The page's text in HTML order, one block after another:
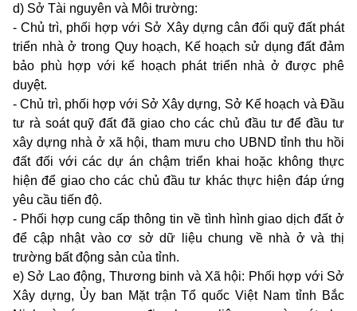
d) Sở Tài nguyên và Môi trường:
- Chủ trì, phối hợp với Sở Xây dựng cân đối quỹ đất phát
triển nhà ở trong Quy hoạch, Kế hoạch sử dụng đất đảm
bảo phù hợp với kế hoạch phát triển nhà ở được phê
duyệt.
- Chủ trì, phối hợp với Sở Xây dựng, Sở Kế hoạch và Đầu
tư rà soát quỹ đất đã giao cho các chủ đầu tư để đầu tư
xây dựng nhà ở xã hội, tham mưu cho UBND tỉnh thu hồi
đất đối với các dự án chậm triển khai hoặc không thực
hiện để giao cho các chủ đầu tư khác thực hiện đáp ứng
yêu cầu tiến độ.
- Phối hợp cung cấp thông tin về tình hình giao dịch đất ở
để cập nhật vào cơ sở dữ liệu chung về nhà ở và thị
trường bất động sản của tỉnh.
e) Sở Lao động, Thương binh và Xã hội: Phối hợp với Sở
Xây dựng, Ủy ban Mặt trận Tổ quốc Việt Nam tỉnh Bắc